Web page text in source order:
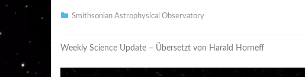
Smithsonian Astrophysical Observatory
Weekly Science Update – Übersetzt von Harald Horneff